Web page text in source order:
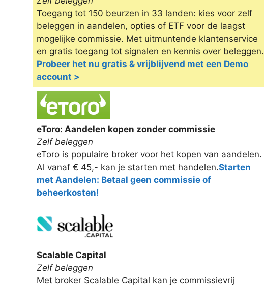
Toegang tot 150 beurzen in 33 landen: kies voor zelf
beleggen in aandelen, opties of ETF voor de laagst
mogelijke commissie. Met uitmuntende klantenservice
en gratis toegang tot signalen en kennis over beleggen.
Probeer het nu gratis & vrijblijvend met een Demo
account >
eToro: Aandelen kopen zonder commissie
Zelf beleggen
eToro is populaire broker voor het kopen van aandelen.
Al vanaf € 45,- kan je starten met handelen.Starten
met Aandelen: Betaal geen commissie of
beheerkosten!
Scalable Capital
Zelf beleggen
Met broker Scalable Capital kan je commissievrij